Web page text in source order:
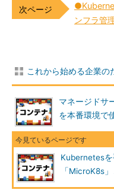
ンフラ管
これから始める企業
マネージド
を本番環境で
Kubernetesを
「MicroK8s